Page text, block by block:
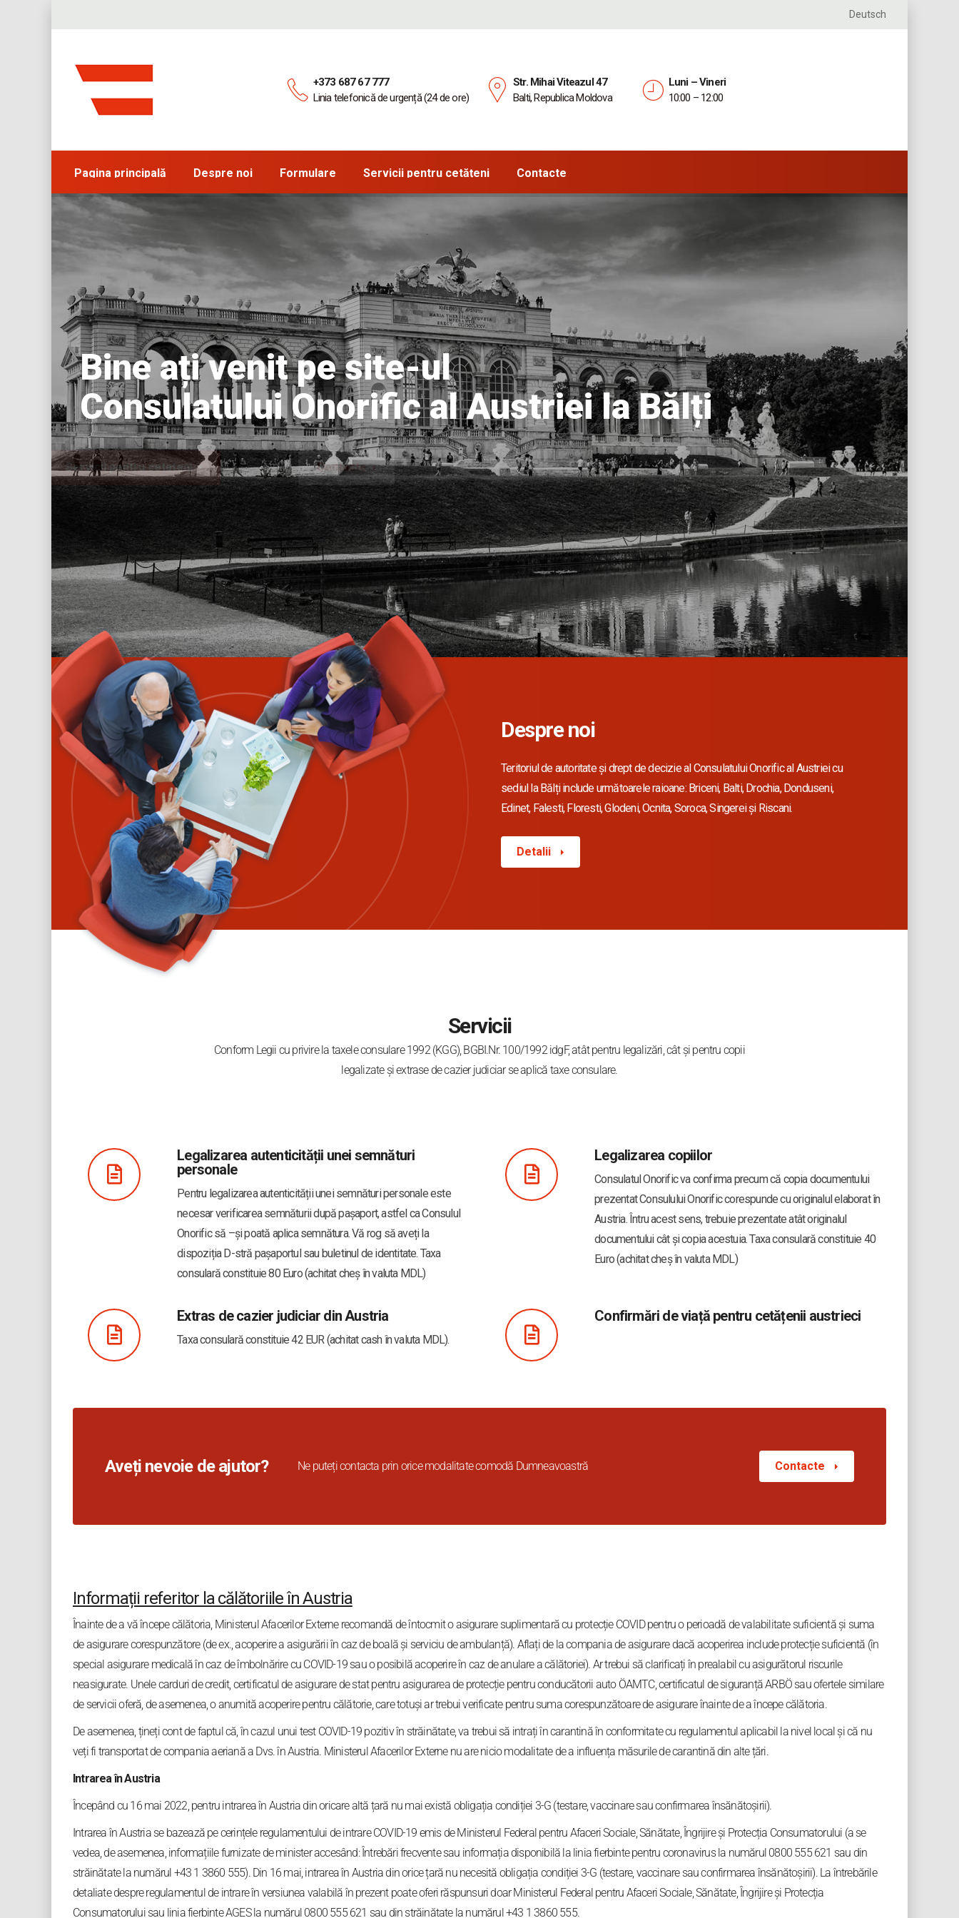
Deutsch
+373 687 67 777
Linia telefonică de urgență (24 de ore)
Str. Mihai Viteazul 47
Balti, Republica Moldova
Luni – Vineri
10:00 – 12:00
Pagina principală Despre noi Formulare Servicii pentru cetățeni Contacte
Bine ați venit pe site-ul
Consulatului Onorific al Austriei la Bălți
Servicii pentru cetateni Contacte
Despre noi
Teritoriul de autoritate și drept de decizie al Consulatului Onorific al Austriei cu
sediul la Bălți include următoarele raioane: Briceni, Balti, Drochia, Donduseni,
Edinet, Falesti, Floresti, Glodeni, Ocnita, Soroca, Singerei și Riscani.
Detalii
Servicii
Conform Legii cu privire la taxele consulare 1992 (KGG), BGBI.Nr. 100/1992 idgF, atât pentru legalizări, cât și pentru copii
legalizate și extrase de cazier judiciar se aplică taxe consulare.
Legalizarea autenticității unei semnături
personale
Pentru legalizarea autenticității unei semnături personale este
necesar verificarea semnăturii după pașaport, astfel ca Consulul
Onorific să –și poată aplica semnătura. Vă rog să aveți la
dispoziția D-stră pașaportul sau buletinul de identitate. Taxa
consulară constituie 80 Euro (achitat cheș în valuta MDL)
Legalizarea copiilor
Consulatul Onorific va confirma precum că copia documentului
prezentat Consulului Onorific corespunde cu originalul elaborat în
Austria. Întru acest sens, trebuie prezentate atât originalul
documentului cât și copia acestuia. Taxa consulară constituie 40
Euro (achitat cheș în valuta MDL)
Extras de cazier judiciar din Austria
Taxa consulară constituie 42 EUR (achitat cash în valuta MDL).
Confirmări de viață pentru cetățenii austrieci
Aveți nevoie de ajutor? Ne puteți contacta prin orice modalitate comodă Dumneavoastră Contacte
Informații referitor la călătoriile în Austria
Înainte de a vă începe călătoria, Ministerul Afacerilor Externe recomandă de întocmit o asigurare suplimentară cu protecție COVID pentru o perioadă de valabilitate suficientă și suma
de asigurare corespunzătore (de ex., acoperire a asigurării în caz de boală și serviciu de ambulanță). Aflați de la compania de asigurare dacă acoperirea include protecție suficientă (în
special asigurare medicală în caz de îmbolnărire cu COVID-19 sau o posibilă acoperire în caz de anulare a călătoriei). Ar trebui să clarificați în prealabil cu asigurătorul riscurile
neasigurate. Unele carduri de credit, certificatul de asigurare de stat pentru asigurarea de protecție pentru conducătorii auto ÖAMTC, certificatul de siguranță ARBÖ sau ofertele similare
de servicii oferă, de asemenea, o anumită acoperire pentru călătorie, care totuși ar trebui verificate pentru suma corespunzătoare de asigurare înainte de a începe călătoria.
De asemenea, țineți cont de faptul că, în cazul unui test COVID-19 pozitiv în străinătate, va trebui să intrați în carantină în conformitate cu regulamentul aplicabil la nivel local și că nu
veți fi transportat de compania aeriană a Dvs. în Austria. Ministerul Afacerilor Externe nu are nicio modalitate de a influența măsurile de carantină din alte țări.
Intrarea în Austria
Începând cu 16 mai 2022, pentru intrarea în Austria din oricare altă țară nu mai există obligația condiției 3-G (testare, vaccinare sau confirmarea însănătoșirii).
Intrarea în Austria se bazează pe cerințele regulamentului de intrare COVID-19 emis de Ministerul Federal pentru Afaceri Sociale, Sănătate, Îngrijire și Protecția Consumatorului (a se
vedea, de asemenea, informațiile furnizate de minister accesând: Întrebări frecvente sau informația disponibilă la linia fierbinte pentru coronavirus la numărul 0800 555 621 sau din
străinătate la numărul +43 1 3860 555). Din 16 mai, intrarea în Austria din orice țară nu necesită obligația condiției 3-G (testare, vaccinare sau confirmarea însănătoșirii). La întrebările
detaliate despre regulamentul de intrare în versiunea valabilă în prezent poate oferi răspunsuri doar Ministerul Federal pentru Afaceri Sociale, Sănătate, Îngrijire și Protecția
Consumatorului sau linia fierbinte AGES la numărul 0800 555 621 sau din străinătate la numărul +43 1 3860 555.